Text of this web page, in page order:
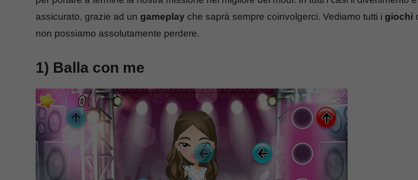
assicurato, grazie ad un gameplay che saprà sempre coinvolgerci. Vediamo tutti i giochi
non possiamo assolutamente perdere.
1) Balla con me